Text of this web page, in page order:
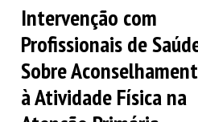
Intervenção com
Profissionais de
Sobre
à Atividade Física na